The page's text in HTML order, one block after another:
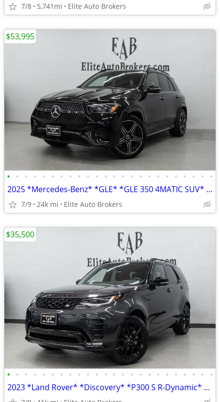
7/8 5,741mi Elite Auto Brokers
• • • • • • • • • • • • • • • • • • • • • • • •
2025 *Mercedes-Benz* *GLE* *GLE 350 4MATIC SUV* Obsi
7/9 24k mi Elite Auto Brokers
$53,995
• • • • • • • • • • • • • • • • • • • • • • • •
2023 *Land Rover* *Discovery* *P300 S R-Dynamic* Car
$35,500